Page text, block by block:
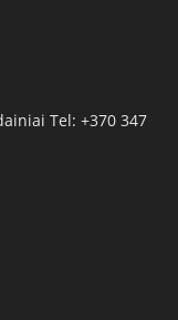
Tel: +370 347